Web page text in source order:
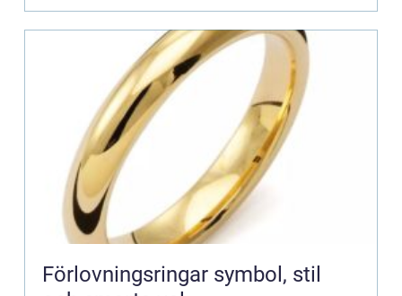
Förlovningsringar symbol, stil